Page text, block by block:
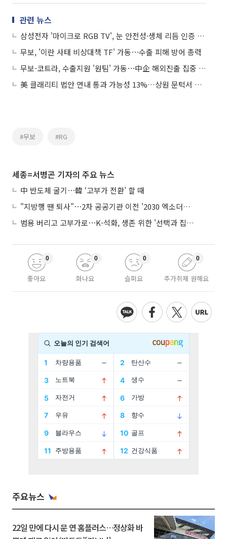
관련 뉴스
삼성전자 '마이크로 RGB TV', 눈 안전성·생체 리듬 인증 동시 획득
무보, '이란 사태 비상대책 TF' 가동⋯수출 피해 방어 총력
무보-코트라, 수출지원 '원팀' 가동⋯中企 해외진출 집중 지원
美 클래리티 법안 연내 통과 가능성 13%…상원 문턱서 제동
#무보 #RG
세종=서병곤 기자의 주요 뉴스
中 반도체 굴기⋯韓 ‘고부가 전환’ 할 때
"지방행 땐 퇴사"⋯2차 공공기관 이전 '2030 엑소더스' 뇌관
범용 버리고 고부가로⋯K-석화, 생존 위한 '선택과 집중'
좋아요
0
화나요
0
슬퍼요
0
추가취재 원해요
0
주요뉴스
22일 만에 다시 문 연 홈플러스…정상화 바